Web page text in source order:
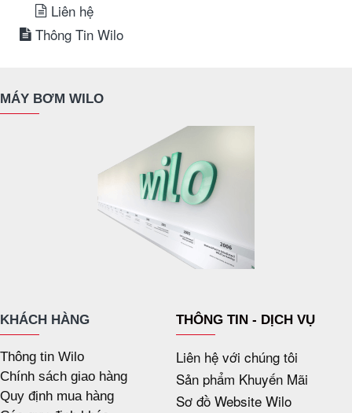
Liên hệ
Thông Tin Wilo
MÁY BƠM WILO
KHÁCH HÀNG
Thông tin Wilo
Chính sách giao hàng
Quy định mua hàng
THÔNG TIN - DỊCH VỤ
Liên hệ với chúng tôi
Sản phẩm Khuyến Mãi
Sơ đồ Website Wilo